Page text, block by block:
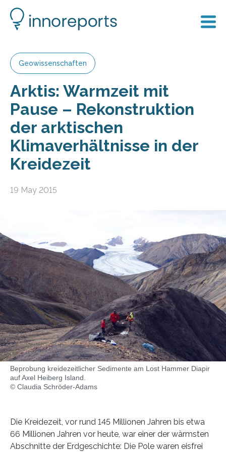
Geowissenschaften
Arktis: Warmzeit mit
Pause – Rekonstruktion
der arktischen
Klimaverhältnisse in der
Kreidezeit
19 May 2015
Beprobung kreidezeitlicher Sedimente am Lost Hammer Diapir
auf Axel Heiberg Island.
© Claudia Schröder-Adams
Die Kreidezeit, vor rund 145 Millionen Jahren bis etwa
66 Millionen Jahren vor heute, war einer der wärmsten
Abschnitte der Erdgeschichte: Die Pole waren eisfrei